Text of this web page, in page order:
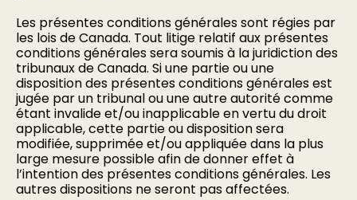
Les présentes conditions générales sont régies par
les lois de Canada. Tout litige relatif aux présentes
conditions générales sera soumis à la juridiction des
tribunaux de Canada. Si une partie ou une
disposition des présentes conditions générales est
jugée par un tribunal ou une autre autorité comme
étant invalide et/ou inapplicable en vertu du droit
applicable, cette partie ou disposition sera
modifiée, supprimée et/ou appliquée dans la plus
large mesure possible afin de donner effet à
l’intention des présentes conditions générales. Les
autres dispositions ne seront pas affectées.